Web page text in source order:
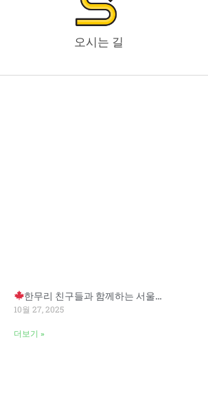
오시는 길
한무리 친구들과 함께하는 서울랜드 문화활동
10월 27, 2025
더보기 »